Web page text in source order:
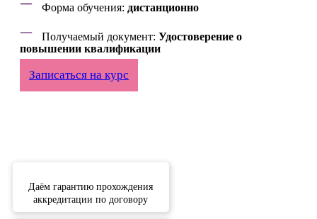
Форма обучения: дистанционно
Получаемый документ: Удостоверение о
повышении квалификации
Записаться на курс
Даём гарантию прохождения
аккредитации по договору